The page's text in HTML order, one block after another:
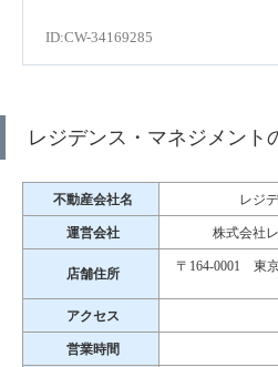
ID:CW-34169285
レジデンス・マネジメント
不動産会社名 レジ
運営会社 株式会社
店舗住所
〒164-0001 東
アクセス
営業時間